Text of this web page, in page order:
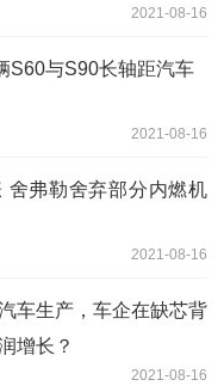
2021-08-16
S60与S90长轴距汽车
2021-08-16
舍弗勒舍弃部分内燃机
2021-08-16
车生产，车企在缺芯背
增长？
2021-08-16